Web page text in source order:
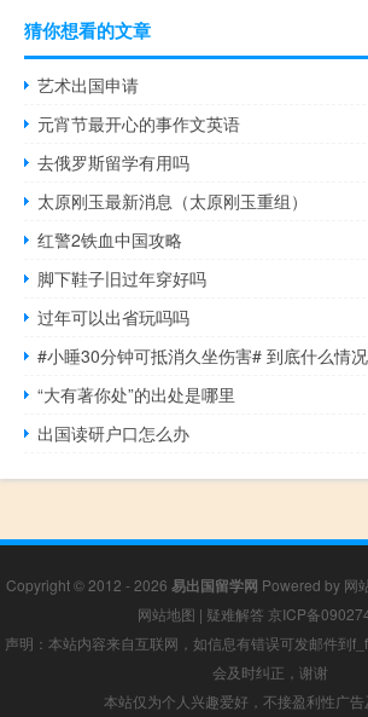
猜你想看的文章
艺术出国申请
元宵节最开心的事作文英语
去俄罗斯留学有用吗
太原刚玉最新消息（太原刚玉重组）
红警2铁血中国攻略
脚下鞋子旧过年穿好吗
过年可以出省玩吗吗
#小睡30分钟可抵消久坐伤害# 到底什么情
“大有著你处”的出处是哪里
出国读研户口怎么办
Copyright © 2012 - 2026 易出国留学网 Powered by 网
网站地图 | 疑难解答 京ICP备
声明：本站内容来自互联网，如信息有错误可发邮件到
会及时纠正，谢谢
本站仅为个人兴趣爱好，不接盈利性广